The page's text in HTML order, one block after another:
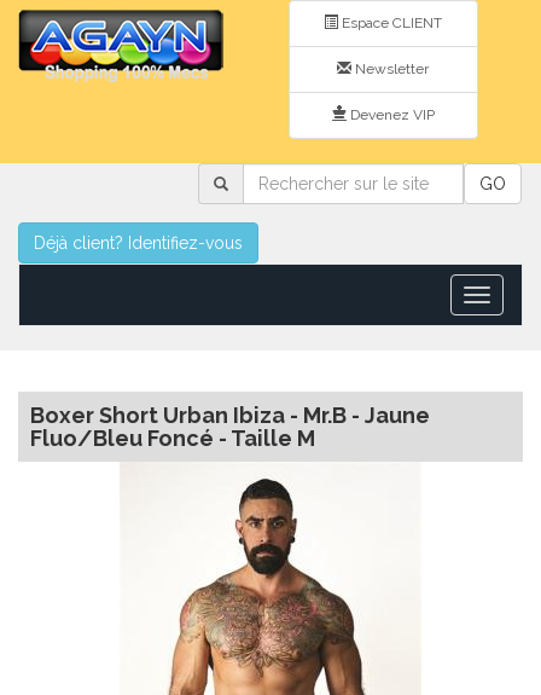
Espace CLIENT
Newsletter
Devenez VIP
sur
GO
Déjà client? Identifiez-vous
Toggle
navigation
Boxer Short Urban Ibiza - Mr.B - Jaune
Fluo/Bleu Foncé - Taille M